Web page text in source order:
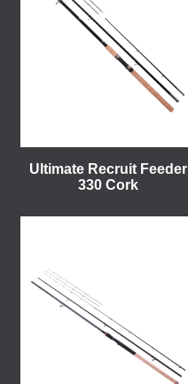
Ultimate Recruit Feeder
330 Cork